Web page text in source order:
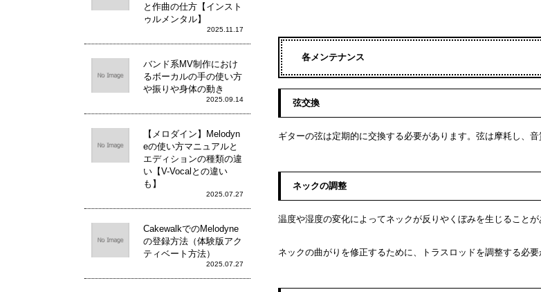
各メンテナンス
弦交換
ギターの弦は定期的に交換する必要があります。弦は摩耗し、音
ネックの調整
温度や湿度の変化によってネックが反りやくぼみを生じることが
ネックの曲がりを修正するために、トラスロッドを調整する必要
と作曲の仕方【インスト
ゥルメンタル】
2025.11.17
バンド系MV制作におけ
るボーカルの手の使い方
や振りや身体の動き
2025.09.14
【メロダイン】Melodyn
eの使い方マニュアルと
エディションの種類の違
い【V-Vocalとの違い
も】
2025.07.27
CakewalkでのMelodyne
の登録方法（体験版アク
ティベート方法）
2025.07.27